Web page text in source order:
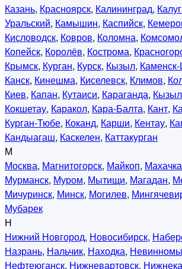
Казань, Красноярск, Калининград,
Уральский, Камышин, Каспийск,
Кисловодск, Ковров, Коломна,
Копейск, Королёв, Кострома,
Крымск, Курган, Курск, Кызыл,
Канск, Кинешма, Киселевск, Климов,
Киев, Капан, Кутаиси, Караганда,
Кокшетау, Каракол, Кара-Балта, Кант,
Курган-Тюбе, Коканд, Карши, Кентау,
Кандыагаш, Каскелен, Каттакурган
М
Москва, Магнитогорск, Майкоп,
Мурманск, Муром, Мытищи, Магадан,
Мичуринск, Минск, Могилев,
Мубарек
Н
Нижний Новгород, Новосибирск,
Назрань, Нальчик, Находка,
Нефтеюганск, Нижневартовск,